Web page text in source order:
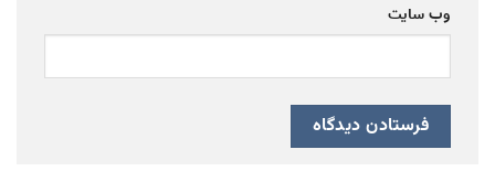
وب‌ سایت